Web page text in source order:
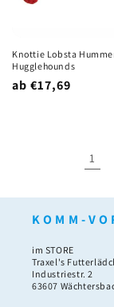
Knottie Lobsta
Hugglehounds
Normaler
ab €17,69
1
K O M M - V O
im STORE
Traxel's
Industriestr. 2
63607